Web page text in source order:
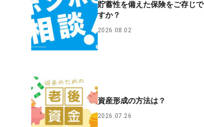
貯蓄性を備えた保険をご存じで
すか？
2026.08.02
資産形成の方法は？
2026.07.26